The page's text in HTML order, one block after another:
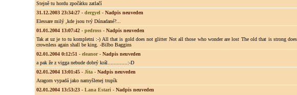
Stejně tu hordu zpočátku zatlačí
31.12.2003 23:34:27- dergyel - Nadpis neuveden
Elessare milý ,kde jsou tvý Dúnadané?...
01.01.2004 13:07:42- pedross- Nadpis neuveden
Tak at uz je to tu kompletni :-) All that is gold does not glitter Not all those who wonder are lost The old that is strong
crownless again shall be king. -Bilbo Baggins
02.01.2004 0:12:51 - eleanor- Nadpis neuveden
a pak že z vigga nebude dobrý král.............:-D
02.01.2004 13:01:45- Jita- Nadpis neuveden
Aragorn vypadá jako namyšlenej trupík
02.01.2004 13:53:23- Lana Estari - Nadpis neuveden